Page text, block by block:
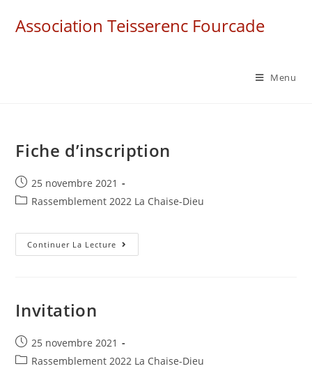
Association Teisserenc Fourcade
Menu
Fiche d’inscription
Post
published:
25 novembre 2021
PostRassemblement 2022 La Chaise-Dieu
Continuer La Lecture Fiche
D’inscription
Invitation
Post
published:
25 novembre 2021
PostRassemblement 2022 La Chaise-Dieu